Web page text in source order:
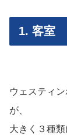
1. 客室
ウェスティ
が、
大きく３種類